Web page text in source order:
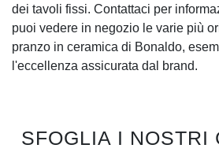
dei tavoli fissi. Contattaci per
puoi vedere in negozio le varie più
pranzo in ceramica di Bonaldo,
l'eccellenza assicurata dal brand.
SFOGLIA I NOSTRI